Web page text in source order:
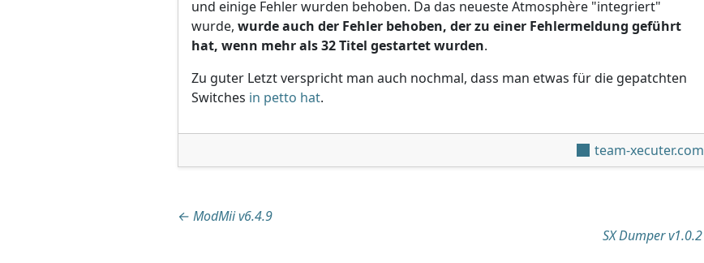
und einige Fehler wurden behoben. Da das neueste Atmosphère "integriert"
wurde, wurde auch der Fehler behoben, der zu einer Fehlermeldung geführt
hat, wenn mehr als 32 Titel gestartet wurden.
Zu guter Letzt verspricht man auch nochmal, dass man etwas für die gepatchten
Switches in petto hat.
team-xecuter.com
Beitragsnavigation
← ModMii v6.4.9
SX Dumper v1.0.2